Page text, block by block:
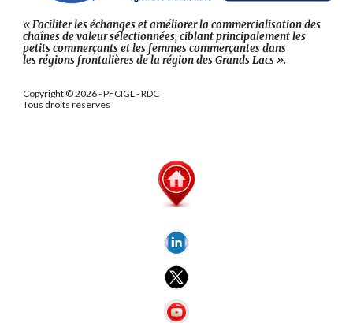
« Faciliter les échanges et améliorer la commercialisation des
chaînes de valeur sélectionnées, ciblant principalement les
petits commerçants et les femmes commerçantes dans
les régions frontalières de la région des Grands Lacs ».
Copyright © 2026 - PFCIGL - RDC
Tous droits réservés